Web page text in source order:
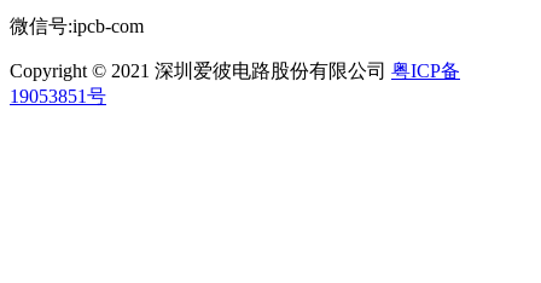
微信号:ipcb-com
Copyright © 2021 深圳爱彼电路股份有限公司 粤ICP备
19053851号